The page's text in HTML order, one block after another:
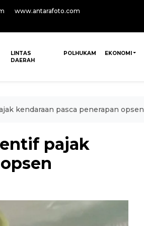
www.antarafoto.com
LINTAS
DAERAH
POLHUKAM EKONOMI
kendaraan pasca penerapan opsen
pajak